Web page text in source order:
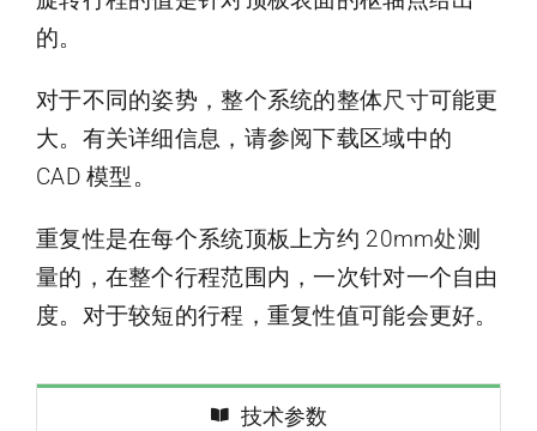
的。
对于不同的姿势，整个系统的整体尺寸可能更
大。有关详细信息，请参阅下载区域中的
CAD 模型。
重复性是在每个系统顶板上方约 20mm处测
量的，在整个行程范围内，一次针对一个自由
度。对于较短的行程，重复性值可能会更好。
技术参数